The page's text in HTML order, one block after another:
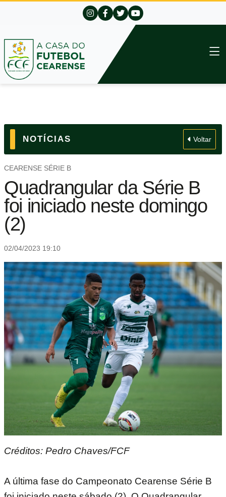
NOTÍCIAS Voltar
CEARENSE SÉRIE B
Quadrangular da Série B
foi iniciado neste domingo
(2)
02/04/2023 19:10
Créditos: Pedro Chaves/FCF
A última fase do Campeonato Cearense Série B